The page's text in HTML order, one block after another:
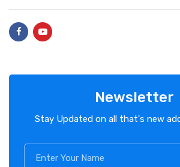
Newsletter
Stay Updated on all that's new